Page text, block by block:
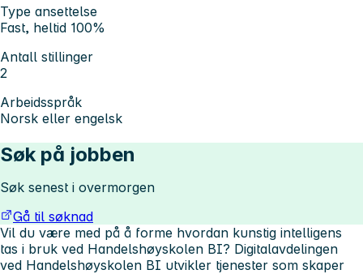
Type ansettelse
Fast, heltid 100%
Antall stillinger
2
Arbeidsspråk
Norsk eller engelsk
Søk på jobben
Søk senest i overmorgen
Gå til søknad
Vil du være med på å forme hvordan kunstig intelligens
tas i bruk ved Handelshøyskolen BI? Digitalavdelingen
ved Handelshøyskolen BI utvikler tjenester som skaper